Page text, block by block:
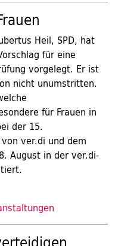
Heil, SPD, hat
für eine
vorgelegt. Er ist
nicht unumstritten.
für Frauen in
der 15.
ver.di und dem
August in der ver.di-